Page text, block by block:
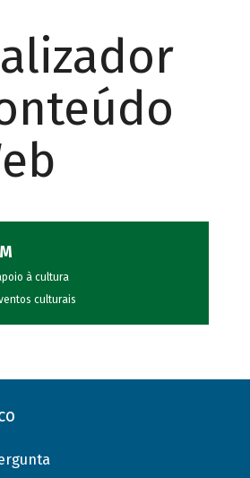
à cultura
culturais